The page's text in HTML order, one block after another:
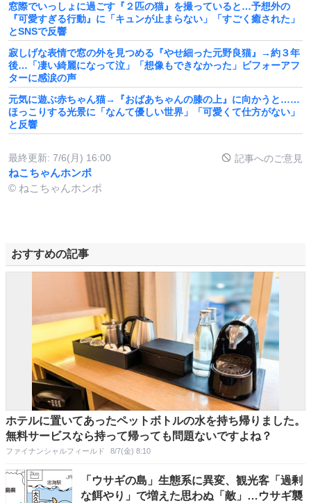
窓際でいっしょに過ごす『２匹の猫』を撮っていると…予想外の
『可愛すぎる行動』に「キュンが止まらない」「すごく癒された」
とSNSで反響
寂しげな表情で窓の外を見つめる『やせ細った元野良猫』→約３年
後…「凄い綺麗になって泣」「想像もできなかった」ビフォーアフ
ターに感涙の声
元気に遊ぶ赤ちゃん猫→『おばあちゃんの膝の上』に向かうと……
ほっこりする光景に「なんて優しい世界」「可愛くて仕方がない」
と反響
最終更新: 7/6(月) 16:00 記事へのご意見
ねこちゃんホンポ
© ねこちゃんホンポ
おすすめの記事
ホテルに置いてあったペットボトルの水を持ち帰りました。
無料サービスなら持って帰っても問題ないですよね？
ファイナンシャルフィールド 8/7(金) 8:10
「ウサギの島」生態系に異変、観光客「過剰
な餌やり」で増えた思わぬ「敵」…ウサギ襲